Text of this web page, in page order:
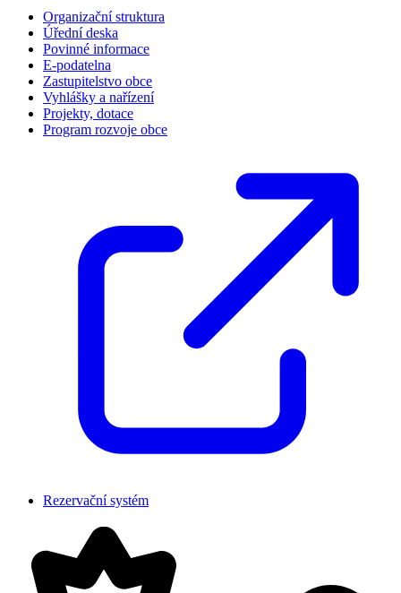
Organizační struktura
Úřední deska
Povinné informace
E-podatelna
Zastupitelstvo obce
Vyhlášky a nařízení
Projekty, dotace
Program rozvoje obce
Rezervační systém